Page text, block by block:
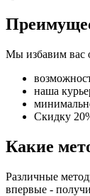
Мы избавим вас
наша
Скидку
Какие
Различные
впервые -